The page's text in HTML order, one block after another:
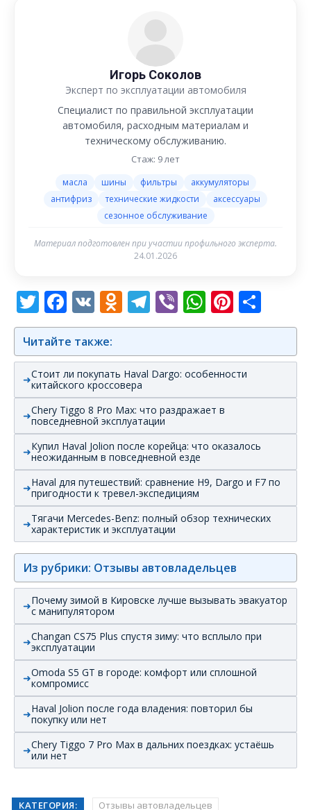
Игорь Соколов
Эксперт по эксплуатации автомобиля
Специалист по правильной эксплуатации
автомобиля, расходным материалам и
техническому обслуживанию.
Стаж: 9 лет
масла шины фильтры
аккумуляторы
антифриз
технические жидкости
аксессуары
сезонное обслуживание
Материал подготовлен при участии профильного эксперта.
24.01.2026
Twitter
Facebook
VK Odnoklassniki
Telegram
Viber
Читайте также:
Стоит ли покупать Haval Dargo: особенности
китайского кроссовера
Chery Tiggo 8 Pro Max: что раздражает в
повседневной эксплуатации
Купил Haval Jolion после корейца: что оказалось
неожиданным в повседневной езде
Haval для путешествий: сравнение H9, Dargo и F7 по
пригодности к тревел-экспедициям
Тягачи Mercedes-Benz: полный обзор технических
характеристик и эксплуатации
Из рубрики: Отзывы автовладельцев
Почему зимой в Кировске лучше вызывать эвакуатор
с манипулятором
Changan CS75 Plus спустя зиму: что всплыло при
эксплуатации
Omoda S5 GT в городе: комфорт или сплошной
компромисс
Haval Jolion после года владения: повторил бы
покупку или нет
Chery Tiggo 7 Pro Max в дальних поездках: устаёшь
или нет
КАТЕГОРИЯ: Отзывы автовладельцев